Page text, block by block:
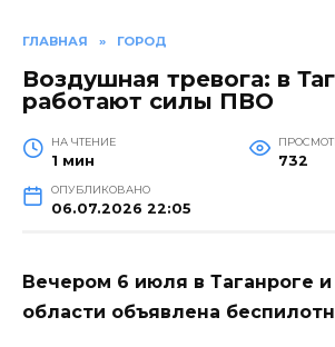
ГЛАВНАЯ » ГОРОД
Воздушная тревога: в
работают силы ПВО
НА ЧТЕНИЕ
1 мин 732
ОПУБЛИКОВАНО
06.07.2026 22:05
Вечером 6 июля в Таганроге и
области объявлена